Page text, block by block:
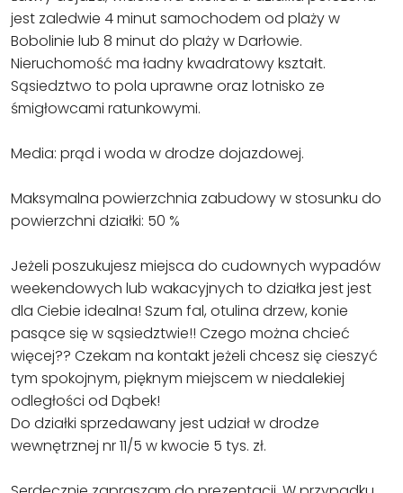
jest zaledwie 4 minut samochodem od plaży w
Bobolinie lub 8 minut do plaży w Darłowie.
Nieruchomość ma ładny kwadratowy kształt.
Sąsiedztwo to pola uprawne oraz lotnisko ze
śmigłowcami ratunkowymi.
Media: prąd i woda w drodze dojazdowej.
Maksymalna powierzchnia zabudowy w stosunku do
powierzchni działki: 50 %
Jeżeli poszukujesz miejsca do cudownych wypadów
weekendowych lub wakacyjnych to działka jest jest
dla Ciebie idealna! Szum fal, otulina drzew, konie
pasące się w sąsiedztwie!! Czego można chcieć
więcej?? Czekam na kontakt jeżeli chcesz się cieszyć
tym spokojnym, pięknym miejscem w niedalekiej
odległości od Dąbek!
Do działki sprzedawany jest udział w drodze
wewnętrznej nr 11/5 w kwocie 5 tys. zł.